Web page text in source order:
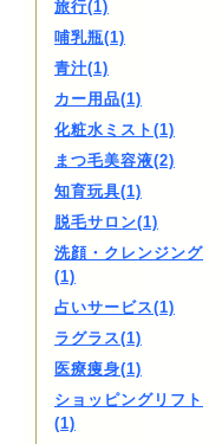
旅行(1)
哺乳瓶(1)
青汁(1)
カー用品(1)
化粧水ミスト(1)
まつ毛美容液(2)
知育玩具(1)
脱毛サロン(1)
洗顔・クレンジング
(1)
占いサービス(1)
ラグラス(1)
医療痩身(1)
ショッピングリフト
(1)